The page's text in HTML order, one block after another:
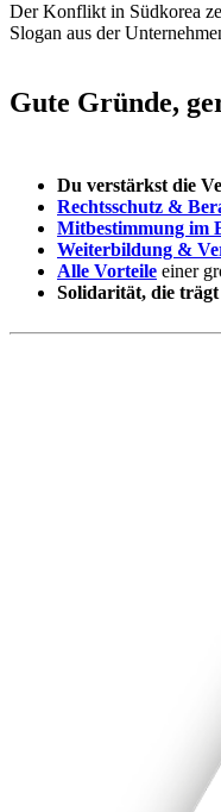
Der Konflikt in Südkorea
Slogan aus der
Gute Gründe,
Du verstärkst die
Rechtsschutz &
Mitbestimmung im
Weiterbildung &
Alle Vorteile einer
Solidarität, die trägt